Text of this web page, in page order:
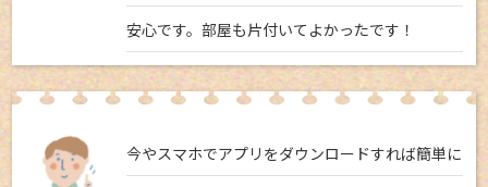
安心です。部屋も片付いてよかったです！
今やスマホでアプリをダウンロードすれば簡単に